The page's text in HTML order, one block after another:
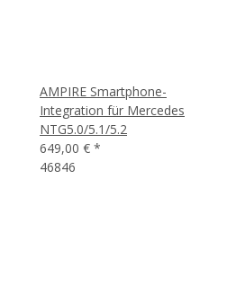
AMPIRE Smartphone-
Integration für Mercedes
NTG5.0/5.1/5.2
649,00 € *
46846